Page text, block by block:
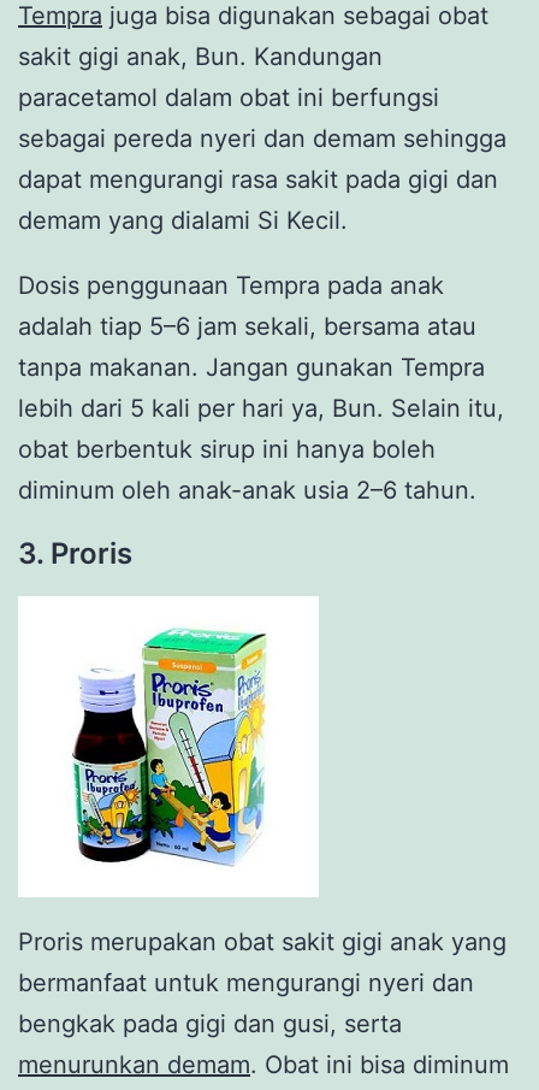
Tempra juga bisa digunakan sebagai obat
sakit gigi anak, Bun. Kandungan
paracetamol dalam obat ini berfungsi
sebagai pereda nyeri dan demam sehingga
dapat mengurangi rasa sakit pada gigi dan
demam yang dialami Si Kecil.
Dosis penggunaan Tempra pada anak
adalah tiap 5–6 jam sekali, bersama atau
tanpa makanan. Jangan gunakan Tempra
lebih dari 5 kali per hari ya, Bun. Selain itu,
obat berbentuk sirup ini hanya boleh
diminum oleh anak-anak usia 2–6 tahun.
3. Proris
Proris merupakan obat sakit gigi anak yang
bermanfaat untuk mengurangi nyeri dan
bengkak pada gigi dan gusi, serta
menurunkan demam. Obat ini bisa diminum